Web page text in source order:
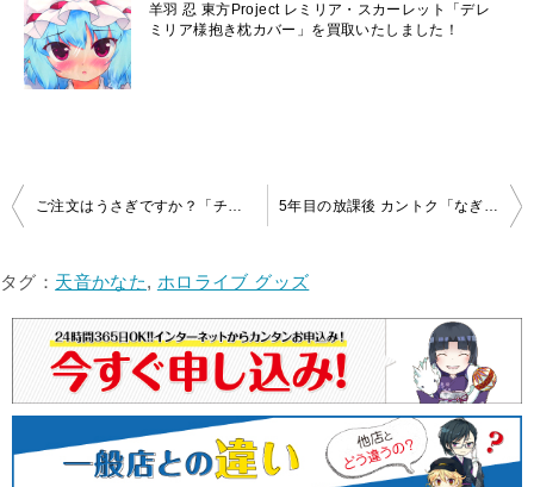
​羊羽 忍 東方Project レミリア・スカーレット「デレ
ミリア様抱き枕カバー」を買取いたしました！
投
ナ
シ
ョ
タグ： 天音かなた, ホロライブ グッズ